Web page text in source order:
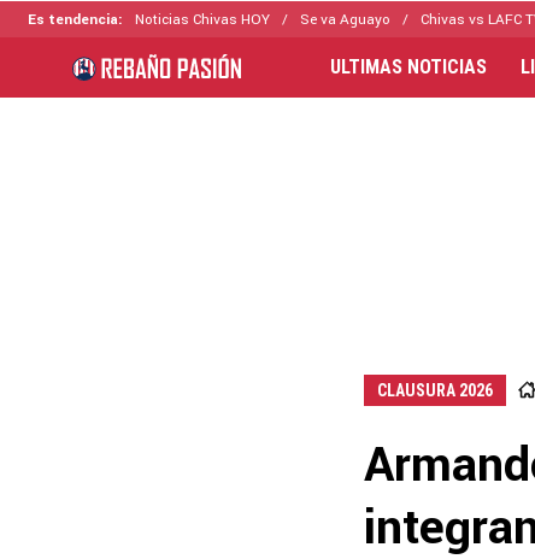
Es tendencia: Noticias Chivas HOY Se va Aguayo Chivas vs LAFC
ULTIMAS NOTICIAS
CLAUSURA 2026